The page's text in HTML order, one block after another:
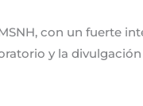
con un fuerte
y la